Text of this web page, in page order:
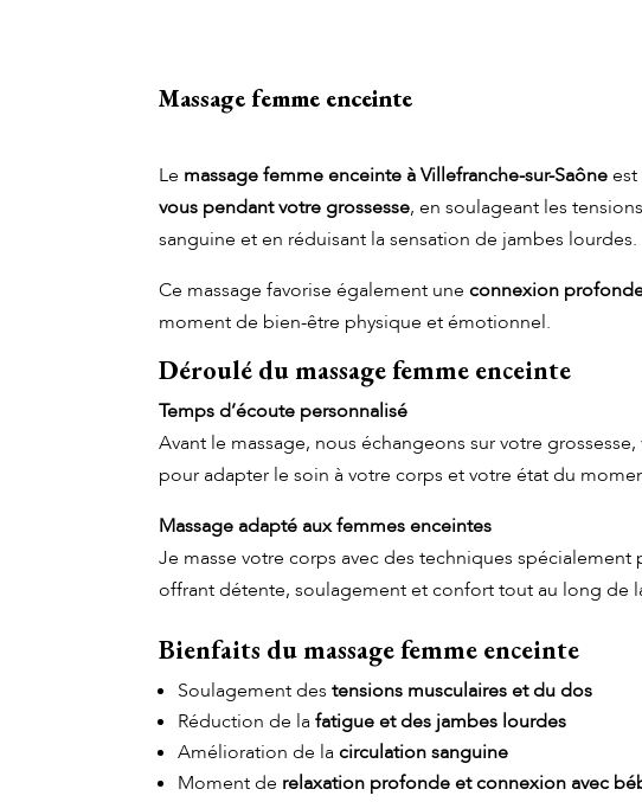
Massage femme enceinte
Le massage femme enceinte à Villefranche-sur-Saône
vous pendant votre grossesse, en soulageant les
sanguine et en réduisant la sensation de jambes lourdes.
Ce massage favorise également uneconnexion
moment de bien-être physique et émotionnel.
Déroulé du massage femme enceinte
Temps d’écoute personnalisé
Avant le massage, nous échangeons sur votre
pour adapter le soin à votre corps et votre état du
Massage adapté aux femmes enceintes
Je masse votre corps avec des techniques spécialement
offrant détente, soulagement et confort tout au long de
Bienfaits du massage femme enceinte
Soulagement destensions musculaires et du dos
Réduction de lafatigue et des jambes lourdes
Amélioration de lacirculation sanguine
Moment de relaxation profonde et connexion avec